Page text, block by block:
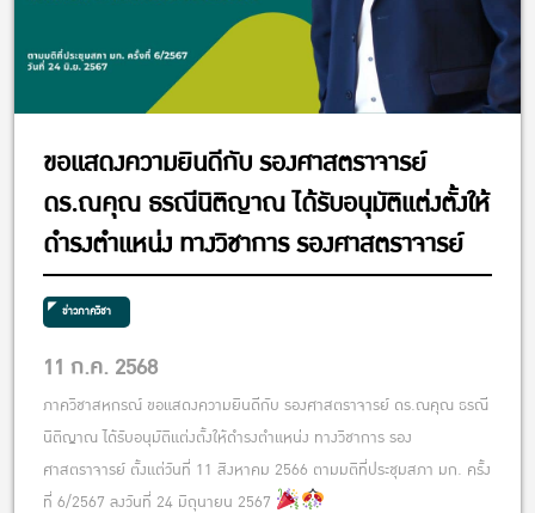
ขอแสดงความยินดีกับ รองศาสตราจารย์
ดร.ณคุณ ธรณีนิติญาณ ได้รับอนุมัติแต่งตั้งให้
ดำรงตำแหน่ง ทางวิชาการ รองศาสตราจารย์
ข่าวภาควิชา
11 ก.ค. 2568
ภาควิชาสหกรณ์ ขอแสดงความยินดีกับ รองศาสตราจารย์ ดร.ณคุณ ธรณี
นิติญาณ ได้รับอนุมัติแต่งตั้งให้ดำรงตำแหน่ง ทางวิชาการ รอง
ศาสตราจารย์ ตั้งแต่วันที่ 11 สิงหาคม 2566 ตามมติที่ประชุมสภา มก. ครั้ง
ที่ 6/2567 ลงวันที่ 24 มิถุนายน 2567